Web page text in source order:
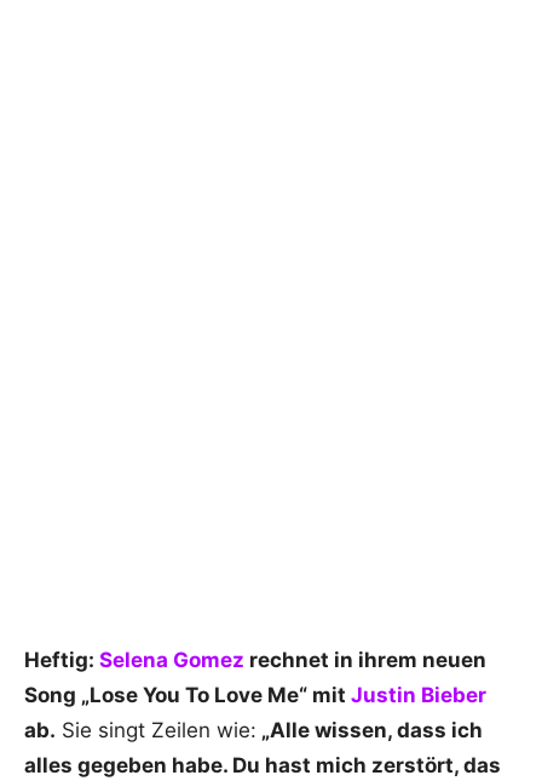
Heftig: Selena Gomez rechnet in ihrem neuen
Song „Lose You To Love Me“ mit Justin Bieber
ab. Sie singt Zeilen wie: „Alle wissen, dass ich
alles gegeben habe. Du hast mich zerstört, das